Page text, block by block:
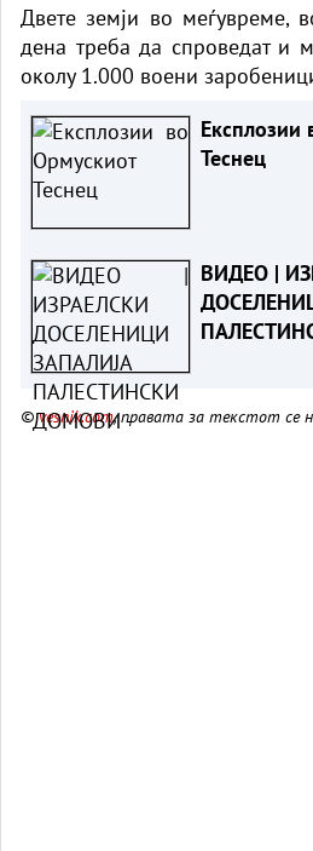
Двете земји во меѓувреме,
дена треба да спроведат и
околу 1.000 воени
Експлозии
Теснец
ВИДЕО |
©vesnik.com, правата за текстот се